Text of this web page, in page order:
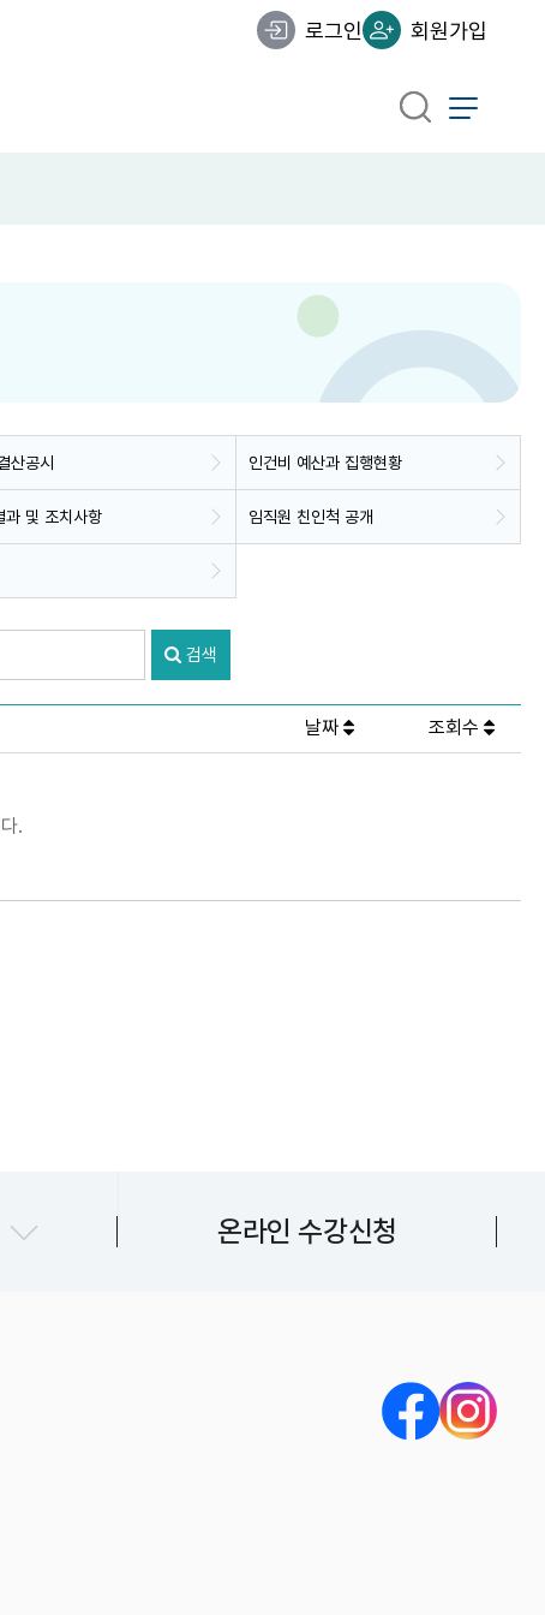
로그인 회원가입
산공시 인건비 예산과 집행현황
과 및 조치사항 임직원 친인척 공개
검색
날짜 조회수
.
온라인 수강신청